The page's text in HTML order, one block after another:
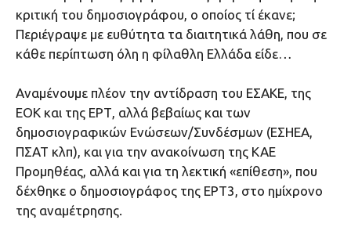
κριτική του δημοσιογράφου, ο οποίος τί έκανε;
Περιέγραψε με ευθύτητα τα διαιτητικά λάθη, που σε
κάθε περίπτωση όλη η φίλαθλη Ελλάδα είδε…
Αναμένουμε πλέον την αντίδραση του ΕΣΑΚΕ, της
ΕΟΚ και της ΕΡΤ, αλλά βεβαίως και των
δημοσιογραφικών Ενώσεων/Συνδέσμων (ΕΣΗΕΑ,
ΠΣΑΤ κλπ), και για την ανακοίνωση της ΚΑΕ
Προμηθέας, αλλά και για τη λεκτική «επίθεση», που
δέχθηκε ο δημοσιογράφος της ΕΡΤ3, στο ημίχρονο
της αναμέτρησης.